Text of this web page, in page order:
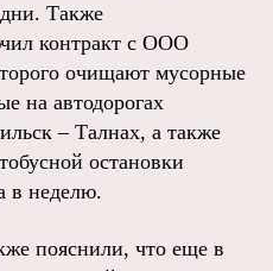
Также
контракт с ООО
очищают мусорные
на автодорогах
– Талнах, а также
остановки
в неделю.
пояснили, что еще в